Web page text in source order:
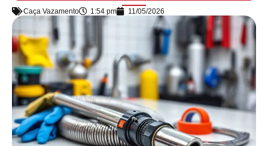
Caça Vazamento 1:54 pm 11/05/2026